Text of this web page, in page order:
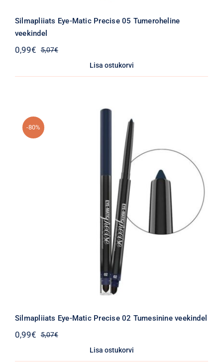
Silmapliiats Eye-Matic Precise 05 Tumeroheline
veekindel
5,07€Algne
oli:
0,99€
Praegune
on:
Lisa ostukorvi
-80%
Silmapliiats Eye-Matic Precise 02 Tumesinine veekindel
5,07€Algne
oli:
0,99€
Praegune
on:
Lisa ostukorvi